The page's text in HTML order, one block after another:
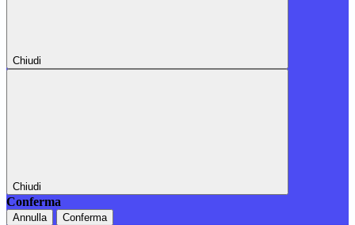
Chiudi
Chiudi
Conferma
Annulla Conferma